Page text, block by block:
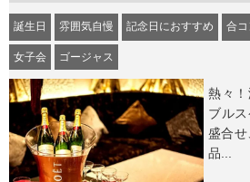
誕生日 雰囲気自慢 記念日におすすめ 合
女子会 ゴージャス
熱々
ブル
盛合
品...